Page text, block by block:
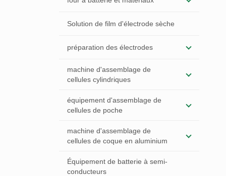
Solution de film d'électrode sèche
préparation des électrodes
machine d'assemblage de
cellules cylindriques
équipement d'assemblage de
cellules de poche
machine d'assemblage de
cellules de coque en aluminium
Équipement de batterie à semi-
conducteurs